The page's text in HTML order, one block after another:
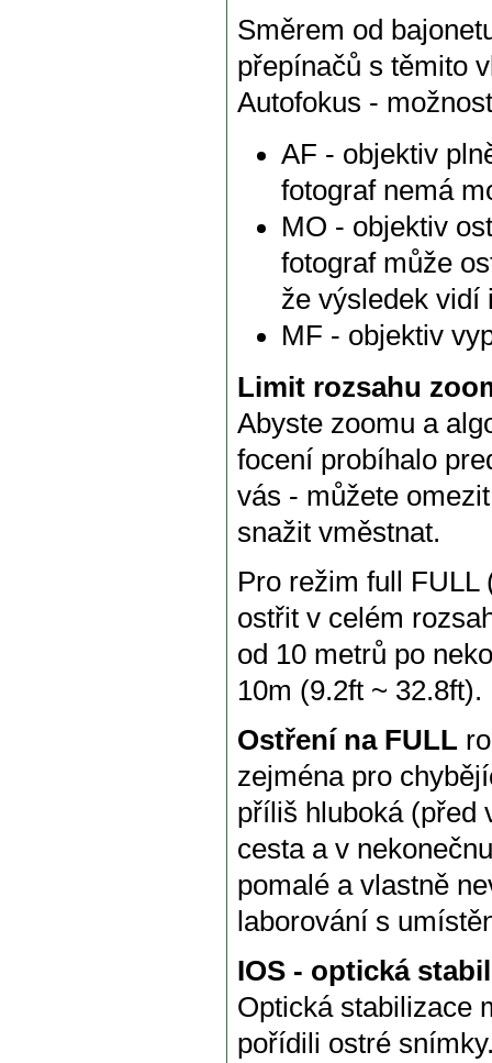
Směrem od
přepínačů s těmito
Autofokus -
AF - objektiv
fotograf nemá
MO - objektiv
fotograf může
že výsledek vidí
MF - objektiv
Limit rozsahu
Abyste zoomu a
focení probíhalo
vás - můžete
snažit vměstnat.
Pro režim full FULL
ostřit v celém
od 10 metrů po
10m (9.2ft ~ 32.8ft).
Ostření na FULL
zejména pro
příliš hluboká (před
cesta a v
pomalé a vlastně
laborování s
IOS - optická
Optická stabilizace
pořídili ostré